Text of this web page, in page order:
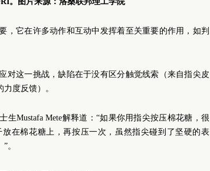
，它在许多动作和互动中发挥着至关重要的作用，如判
对这一挑战，缺陷在于没有区分触觉线索（来自指尖皮
度反馈）。
Mustafa Mete解释道：“如果你用指尖按压棉花糖，很
在棉花糖上，再按压一次，虽然指尖碰到了坚硬的表
。